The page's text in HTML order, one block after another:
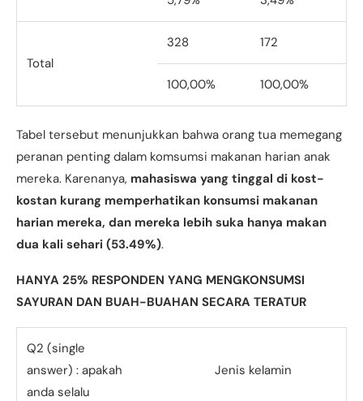
Total
328 172
100,00% 100,00%
Tabel tersebut menunjukkan bahwa orang tua memegang
peranan penting dalam komsumsi makanan harian anak
mereka. Karenanya, mahasiswa yang tinggal di kost-
kostan kurang memperhatikan konsumsi makanan
harian mereka, dan mereka lebih suka hanya makan
dua kali sehari (53.49%).
HANYA 25% RESPONDEN YANG MENGKONSUMSI
SAYURAN DAN BUAH-BUAHAN SECARA TERATUR
Q2 (single
answer) : apakah
anda selalu
Jenis kelamin